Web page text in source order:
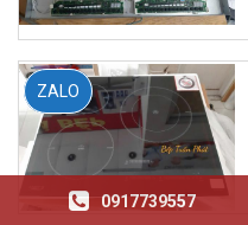
0917739557
ZALO